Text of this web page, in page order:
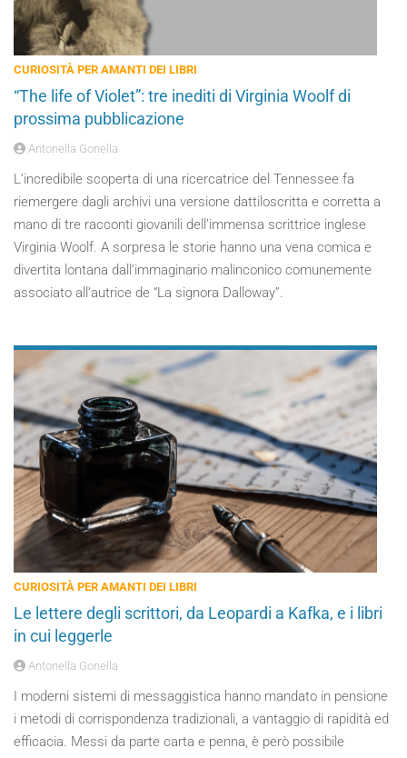
CURIOSITÀ PER AMANTI DEI LIBRI
“The life of Violet”: tre inediti di Virginia Woolf di
prossima pubblicazione
Antonella Gonella
L’incredibile scoperta di una ricercatrice del Tennessee fa
riemergere dagli archivi una versione dattiloscritta e corretta a
mano di tre racconti giovanili dell’immensa scrittrice inglese
Virginia Woolf. A sorpresa le storie hanno una vena comica e
divertita lontana dall’immaginario malinconico comunemente
associato all’autrice de “La signora Dalloway”.
CURIOSITÀ PER AMANTI DEI LIBRI
Le lettere degli scrittori, da Leopardi a Kafka, e i libri
in cui leggerle
Antonella Gonella
I moderni sistemi di messaggistica hanno mandato in pensione
i metodi di corrispondenza tradizionali, a vantaggio di rapidità ed
efficacia. Messi da parte carta e penna, è però possibile